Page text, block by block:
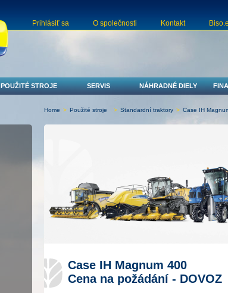
Prihlásiť sa O společnosti Kontakt
POUŽITÉ STROJE SERVIS NÁHRADNÉ DIELY
Home > Použité stroje > Standardní traktory > Case IH
Case IH Magnum 400
Cena na požádání - DOVOZ